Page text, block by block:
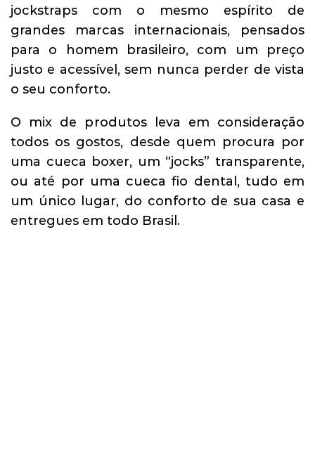
jockstraps com o mesmo espírito de
grandes marcas internacionais, pensados
para o homem brasileiro, com um preço
justo e acessível, sem nunca perder de vista
o seu conforto.
O mix de produtos leva em consideração
todos os gostos, desde quem procura por
uma cueca boxer, um “jocks” transparente,
ou até por uma cueca fio dental, tudo em
um único lugar, do conforto de sua casa e
entregues em todo Brasil.